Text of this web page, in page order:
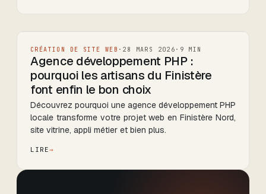
CRÉATION DE SITE WEB · 28 MARS 2026 · 9 MIN
Agence développement PHP :
pourquoi les artisans du Finistère
font enfin le bon choix
Découvrez pourquoi une agence développement PHP
locale transforme votre projet web en Finistère Nord,
site vitrine, appli métier et bien plus.
LIRE